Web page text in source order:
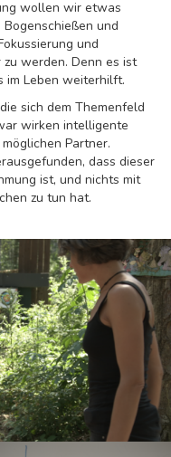
wollen wir etwas
und
und
werden. Denn es ist
im Leben weiterhilft.
sich dem Themenfeld
wirken intelligente
Partner.
dass dieser
ist, und nichts mit
zu tun hat.